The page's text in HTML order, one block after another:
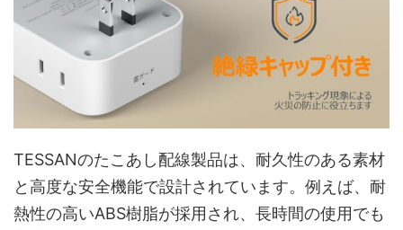
TESSANのたこあし配線製品は、耐久性のある素材
と高度な安全機能で設計されています。例えば、耐
熱性の高いABS樹脂が採用され、長時間の使用でも